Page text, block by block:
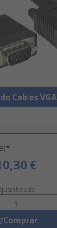
Cables VGA
€
Comprar